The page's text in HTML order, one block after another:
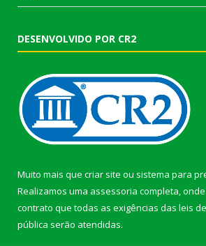
DESENVOLVIDO POR CR2
Muito mais que criar site ou sistema para
Realizamos uma assessoria completa,
contrato que todas as exigências das leis
pública serão atendidas.